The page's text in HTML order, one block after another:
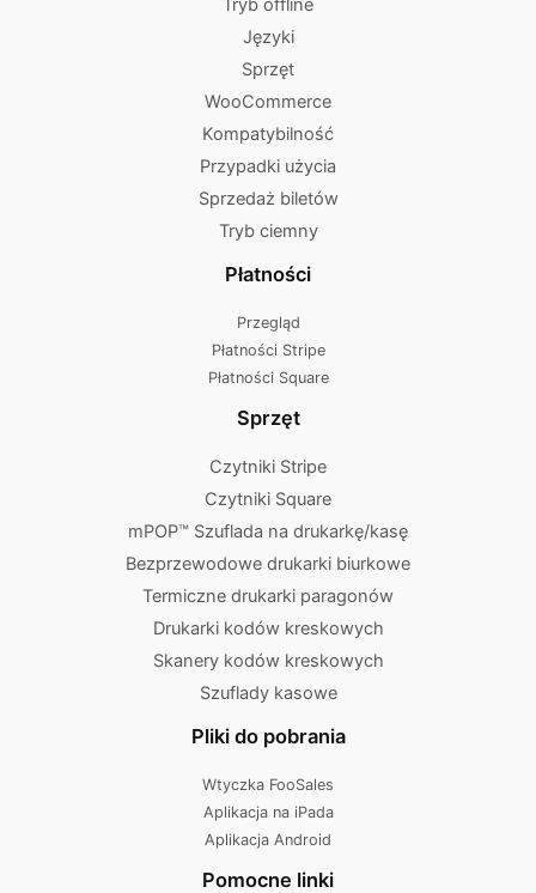
Tryb offline
Języki
Sprzęt
WooCommerce
Kompatybilność
Przypadki użycia
Sprzedaż biletów
Tryb ciemny
Płatności
Przegląd
Płatności Stripe
Płatności Square
Sprzęt
Czytniki Stripe
Czytniki Square
mPOP™ Szuflada na drukarkę/kasę
Bezprzewodowe drukarki biurkowe
Termiczne drukarki paragonów
Drukarki kodów kreskowych
Skanery kodów kreskowych
Szuflady kasowe
Pliki do pobrania
Wtyczka FooSales
Aplikacja na iPada
Aplikacja Android
Pomocne linki